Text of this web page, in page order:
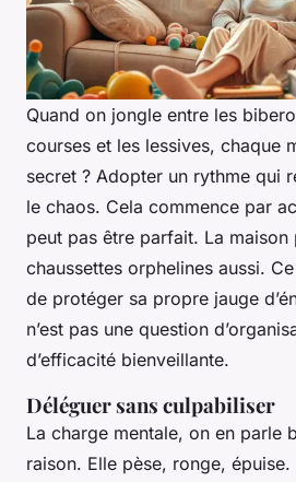
Quand on jongle entre les
courses et les lessives, chaque
secret ? Adopter un rythme qui
le chaos. Cela commence par
peut pas être parfait. La maison
chaussettes orphelines aussi.
de protéger sa propre jauge
n’est pas une question
d’efficacité bienveillante.
Déléguer sans culpabiliser
La charge mentale, on en parle
raison. Elle pèse, ronge, épuise.